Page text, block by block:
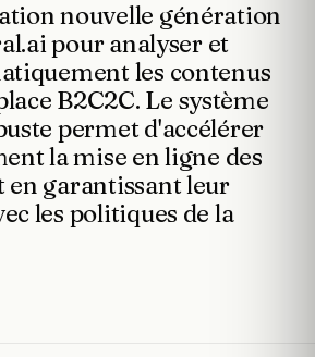
nouvelle génération
pour analyser et
les contenus
B2C2C. Le système
permet d'accélérer
lamise enligne des
en garantissantleur
les politiques de la